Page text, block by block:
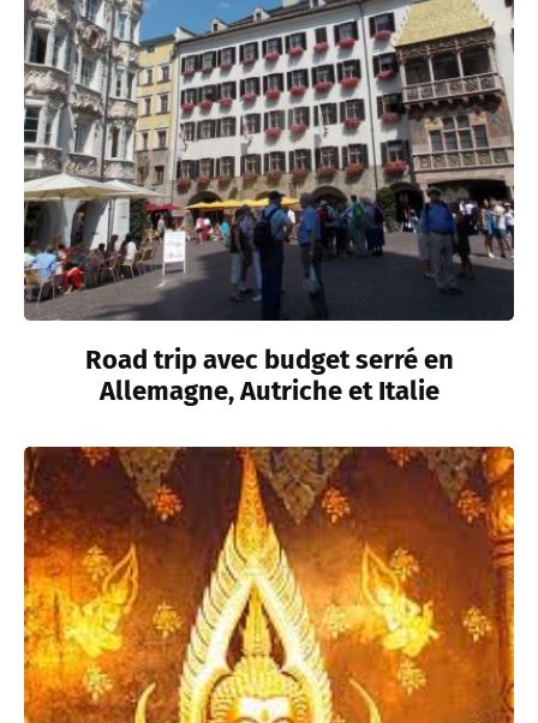
Road trip avec budget serré en
Allemagne, Autriche et Italie